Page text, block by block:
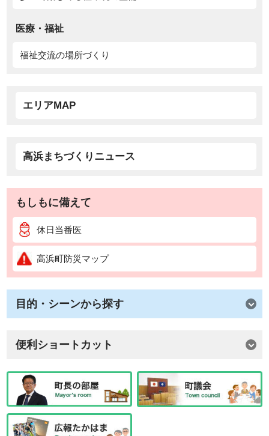
医療・福祉
福祉交流の場所づくり
エリアMAP
高浜まちづくりニュース
もしもに備えて
休日当番医
高浜町防災マップ
目的・シーンから探す
便利ショートカット